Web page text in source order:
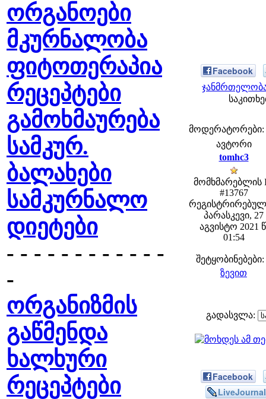
ორგანოები
მკურნალობა
ფიტოთერაპია
რეცეპტები
გამოხმაურება
სამკურ.
ბალახები
სამკურნალო
დიეტები
- - - - - - - - - - - -
-
ორგანიზმის
გაწმენდა
ხალხური
რეცეპტები
Facebook
მოდერატორები:
ავტორი
tomhc3
მომხმარებლის
#13767
პარასკევი, 27
აგვისტო 2021
01:54
შეტყობინებები:
ზევით
გადასვლა:
Facebook
LiveJournal